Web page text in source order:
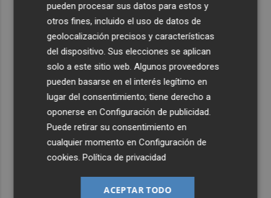
pueden procesar sus datos para estos y
otros fines, incluido el uso de datos de
geolocalización precisos y características
del dispositivo. Sus elecciones se aplican
solo a este sitio web. Algunos proveedores
pueden basarse en el interés legítimo en
lugar del consentimiento; tiene derecho a
oponerse enConfiguración de publicidad.
Puede retirar su consentimiento en
cualquier momento enConfiguración de
cookies.Política de privacidad
ACEPTAR TODO